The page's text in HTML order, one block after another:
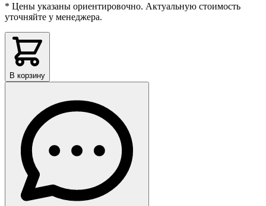
* Цены указаны ориентировочно. Актуальную стоимость
уточняйте у менеджера.
В корзину